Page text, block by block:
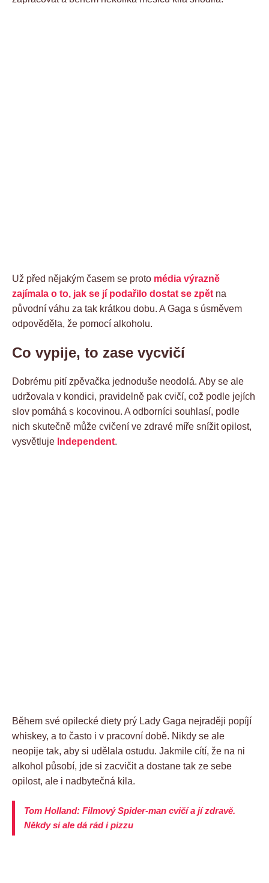
Už před nějakým časem se proto média výrazně
zajímala o to, jak se jí podařilo dostat se zpět na
původní váhu za tak krátkou dobu. A Gaga s úsměvem
odpověděla, že pomocí alkoholu.
Co vypije, to zase vycvičí
Dobrému pití zpěvačka jednoduše neodolá. Aby se ale
udržovala v kondici, pravidelně pak cvičí, což podle jejích
slov pomáhá s kocovinou. A odborníci souhlasí, podle
nich skutečně může cvičení ve zdravé míře snížit opilost,
vysvětluje Independent.
Během své opilecké diety prý Lady Gaga nejraději popíjí
whiskey, a to často i v pracovní době. Nikdy se ale
neopije tak, aby si udělala ostudu. Jakmile cítí, že na ni
alkohol působí, jde si zacvičit a dostane tak ze sebe
opilost, ale i nadbytečná kila.
Tom Holland: Filmový Spider-man cvičí a jí zdravě.
Někdy si ale dá rád i pizzu